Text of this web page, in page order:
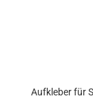
Aufkleber für